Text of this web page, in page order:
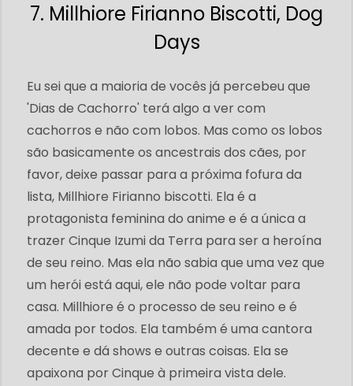
7. Millhiore Firianno Biscotti, Dog
Days
Eu sei que a maioria de vocês já percebeu que
'Dias de Cachorro' terá algo a ver com
cachorros e não com lobos. Mas como os lobos
são basicamente os ancestrais dos cães, por
favor, deixe passar para a próxima fofura da
lista, Millhiore Firianno biscotti. Ela é a
protagonista feminina do anime e é a única a
trazer Cinque Izumi da Terra para ser a heroína
de seu reino. Mas ela não sabia que uma vez que
um herói está aqui, ele não pode voltar para
casa. Millhiore é o processo de seu reino e é
amada por todos. Ela também é uma cantora
decente e dá shows e outras coisas. Ela se
apaixona por Cinque à primeira vista dele.